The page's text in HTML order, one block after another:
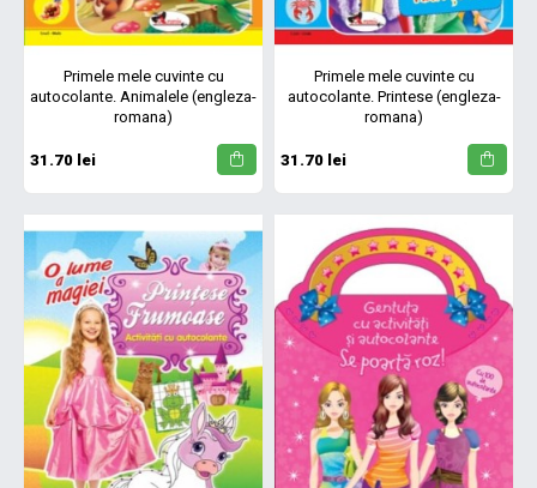
Primele mele cuvinte cu
autocolante. Animalele (engleza-
romana)
31.70 lei
Primele mele cuvinte cu
autocolante. Printese (engleza-
romana)
31.70 lei